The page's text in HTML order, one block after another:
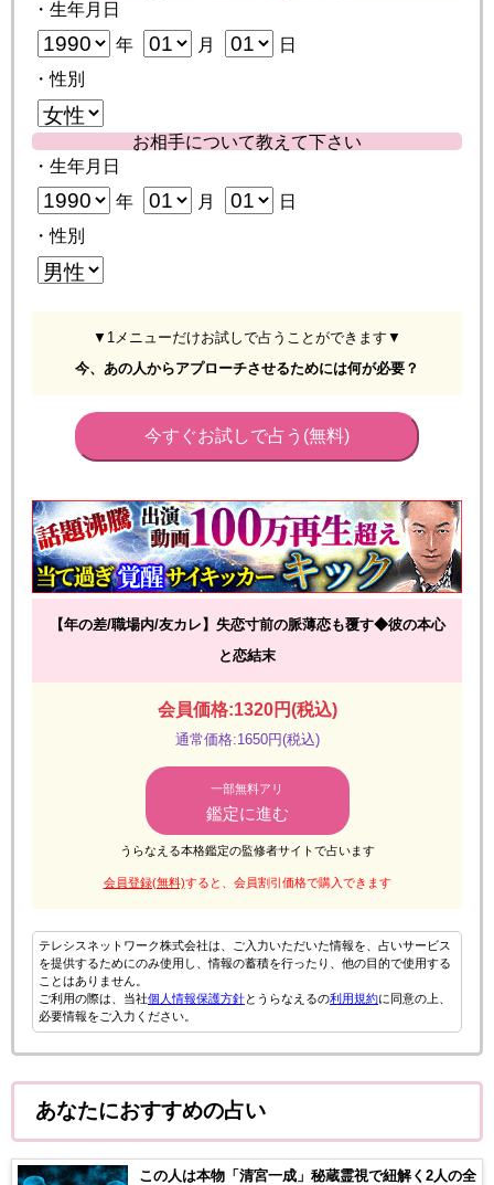
・生年月日
年 月
日
・性別
お相手について教えて下さい
・生年月日
年 月
日
・性別
▼1メニューだけお試しで占うことができます▼
今、あの人からアプローチさせるためには何が必要？
今すぐお試しで占う(無料)
【年の差/職場内/友カレ】失恋寸前の脈薄恋も覆す◆彼の本心
と恋結末
会員価格:1320円(税込)
通常価格:1650円(税込)
一部無料アリ
鑑定に進む
うらなえる本格鑑定の監修者サイトで占います
会員登録(無料)すると、会員割引価格で購入できます
テレシスネットワーク株式会社は、ご入力いただいた情報を、占いサービス
を提供するためにのみ使用し、情報の蓄積を行ったり、他の目的で使用する
ことはありません。
ご利用の際は、当社個人情報保護方針とうらなえるの利用規約に同意の上、
必要情報をご入力ください。
あなたにおすすめの占い
この人は本物「清宮一成」秘蔵霊視で紐解く2人の全